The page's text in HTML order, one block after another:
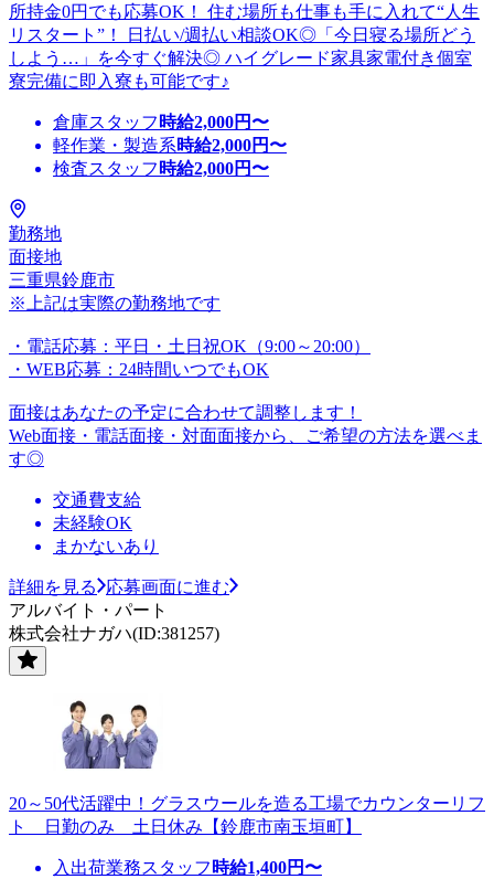
所持金0円でも応募OK！ 住む場所も仕事も手に入れて“人生
リスタート”！ 日払い/週払い相談OK◎「今日寝る場所どう
しよう…」を今すぐ解決◎ ハイグレード家具家電付き個室
寮完備に即入寮も可能です♪
倉庫スタッフ 時給2,000円〜
軽作業・製造系時給2,000円〜
検査スタッフ 時給2,000円〜
勤務地
面接地
三重県鈴鹿市
※上記は実際の勤務地です
・電話応募：平日・土日祝OK（9:00～20:00）
・WEB応募：24時間いつでもOK
面接はあなたの予定に合わせて調整します！
Web面接・電話面接・対面面接から、ご希望の方法を選べま
す◎
交通費支給
未経験OK
まかないあり
詳細を見る
応募画面に進む
アルバイト・パート
株式会社ナガハ(ID:381257)
20～50代活躍中！グラスウールを造る工場でカウンターリフ
ト 日勤のみ 土日休み【鈴鹿市南玉垣町】
入出荷業務スタッフ 時給1,400円〜